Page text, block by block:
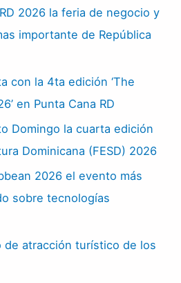
2026 la feria de negocio y
importante de República
con la 4ta edición ‘The
en Punta Cana RD
Domingo la cuarta edición
Dominicana (FESD) 2026
2026 el evento más
sobre tecnologías
de atracción turístico de los